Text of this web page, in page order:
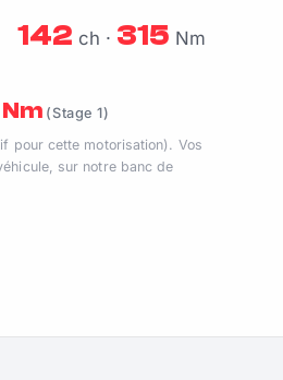
142 ch · 315 Nm
(Stage 1)
pour cette motorisation). Vos
sur notre banc de